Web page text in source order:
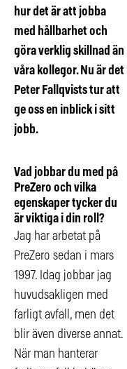
hur det är att jobba
med hållbarhet och
göra verklig skillnad än
våra kollegor. Nu är det
Peter Fallqvists tur att
ge oss en inblick i sitt
jobb.
Vad jobbar du med på
PreZero och vilka
egenskaper tycker du
är viktiga i din roll?
Jag har arbetat på
PreZero sedan i mars
1997. Idag jobbar jag
huvudsakligen med
farligt avfall, men det
blir även diverse annat.
När man hanterar